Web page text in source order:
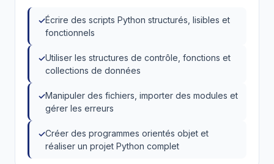
Écrire des scripts Python structurés, lisibles et
fonctionnels
Utiliser les structures de contrôle, fonctions et
collections de données
Manipuler des fichiers, importer des modules et
gérer les erreurs
Créer des programmes orientés objet et
réaliser un projet Python complet